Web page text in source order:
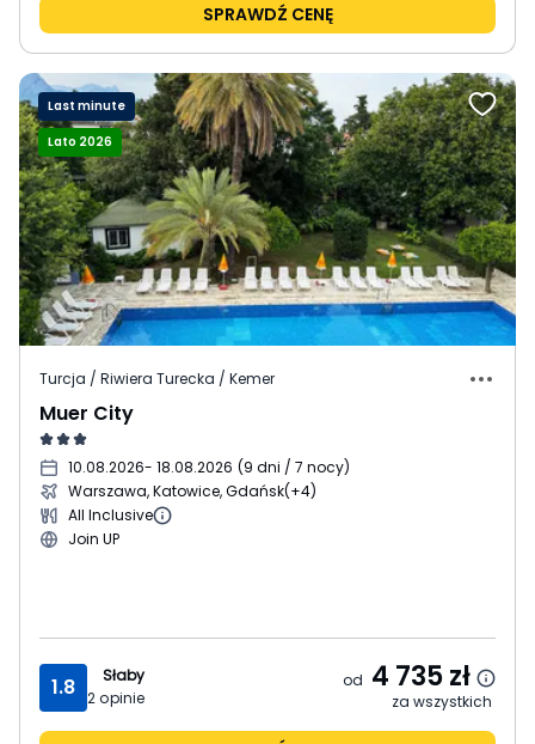
SPRAWDŹ CENĘ
Last minute
Lato 2026
Turcja / Riwiera Turecka / Kemer
Muer City
10.08.2026- 18.08.2026 (9 dni / 7 nocy)
Warszawa, Katowice, Gdańsk(+4)
All Inclusive
Join UP
1.8
Słaby
2 opinie
od 4 735zł
za wszystkich